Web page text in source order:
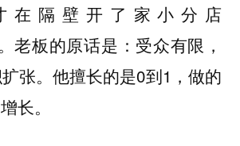
在隔壁开了家小分店
老板的原话是：受众有限，
张。他擅长的是0到1，做的
长。